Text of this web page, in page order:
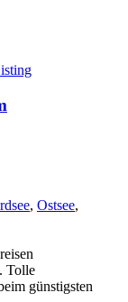
, Ostsee,
Tolle
günstigsten